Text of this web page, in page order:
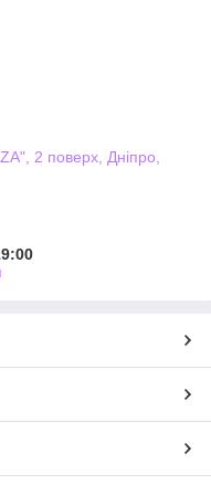
2 поверх, Дніпро,